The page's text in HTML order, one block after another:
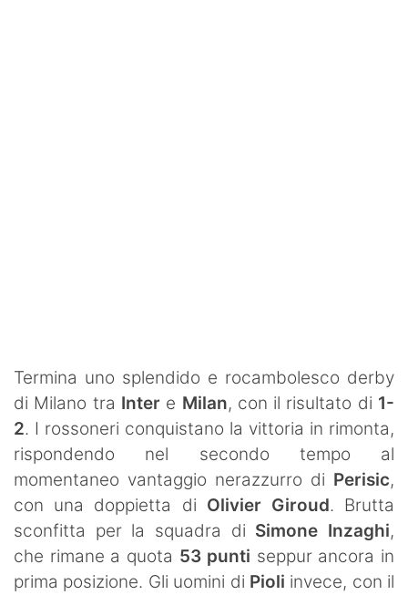
Contatti
Termina uno splendido e rocambolesco derby
di Milano tra Intere Milan, con il risultato di 1-
2. I rossoneri conquistano la vittoria in rimonta,
rispondendo nel secondo tempo al
momentaneo vantaggio nerazzurro di Perisic,
con una doppietta di Olivier Giroud. Brutta
sconfitta per la squadra di Simone Inzaghi,
che rimane a quota 53 punti seppur ancora in
prima posizione. Gli uomini di Pioli invece, con il